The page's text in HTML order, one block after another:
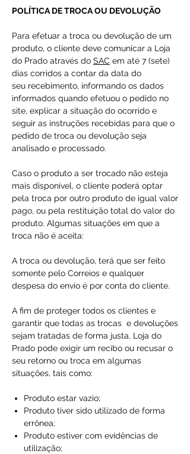
POLÍTICA DE TROCA OU DEVOLUÇÃO
Para efetuar a troca ou devolução de um
produto, o cliente deve comunicar a Loja
do Prado através do SAC em até 7 (sete)
dias corridos a contar da data do
seu recebimento, informando os dados
informados quando efetuou o pedido no
site, explicar a situação do ocorrido e
seguir as instruções recebidas para que o
pedido de troca ou devolução seja
analisado e processado.
Caso o produto a ser trocado não esteja
mais disponível, o cliente poderá optar
pela troca por outro produto de igual valor
pago, ou pela restituição total do valor do
produto. Algumas situações em que a
troca não é aceita:
A troca ou devolução, terá que ser feito
somente pelo Correios e qualquer
despesa do envio é por conta do cliente.
A fim de proteger todos os clientes e
garantir que todas as trocas e devoluções
sejam tratadas de forma justa, Loja do
Prado pode exigir um recibo ou recusar o
seu retorno ou troca em algumas
situações, tais como:
Produto estar vazio;
Produto tiver sido utilizado de forma
errônea;
Produto estiver com evidências de
utilização;